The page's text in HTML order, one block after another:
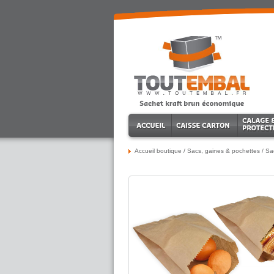
Accueil boutique / Sacs, gaines & pochettes /